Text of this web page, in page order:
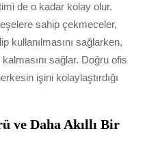
de o kadar kolay olur.
sahip çekmeceler,
kullanılmasını sağlarken,
sağlar. Doğru ofis
işini kolaylaştırdığı
ve Daha Akıllı Bir